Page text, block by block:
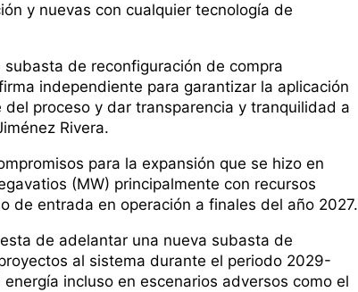
y nuevas con cualquier tecnología de
de reconfiguración de compra
independiente para garantizar la aplicación
proceso y dar transparencia y tranquilidad a
Rivera.
para la expansión que se hizo en
(MW) principalmente con recursos
de entrada en operación a finales del año 2027.
de adelantar una nueva subasta de
al sistema durante el periodo 2029-
incluso en escenarios adversos como el